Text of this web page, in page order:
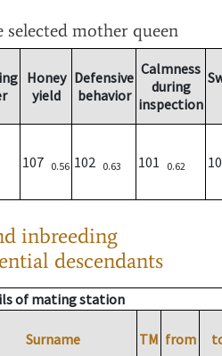
selected mother queen
Honey
yield
Defensive
behavior
Calmness
during
inspection
107 0.56 102 0.63 101 0.62
inbreeding
descendants
of mating station
Surname TM from